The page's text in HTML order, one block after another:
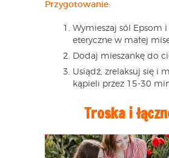
Przygotowanie:
Wymieszaj sól Epsom
eteryczne w małej
Dodaj mieszankę do
Usiądź, zrelaksuj się i
kąpieli przez 15-30
Troska i